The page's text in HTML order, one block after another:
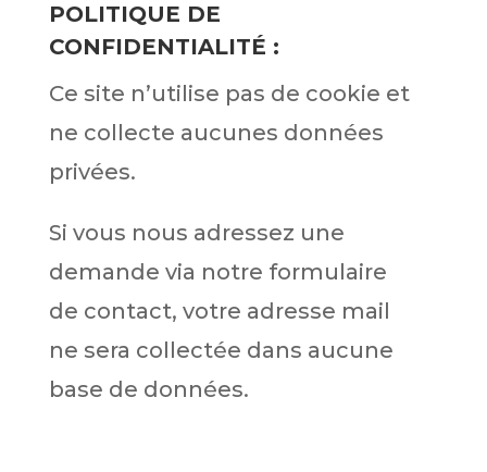
POLITIQUE DE
CONFIDENTIALITÉ :
Ce site n’utilise pas de cookie et
ne collecte aucunes données
privées.
Si vous nous adressez une
demande via notre formulaire
de contact, votre adresse mail
ne sera collectée dans aucune
base de données.